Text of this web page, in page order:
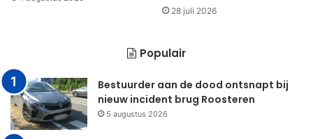
28 juli 2026
Populair
Bestuurder aan de dood ontsnapt bij
nieuw incident brug Roosteren
5 augustus 2026